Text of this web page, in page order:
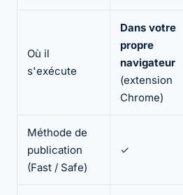
Où il
s'exécute
Dans votre
propre
navigateur
(extension
Chrome)
Méthode de
publication
(Fast / Safe)
✓